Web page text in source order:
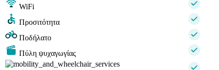
WiFi
Προσιτότητα
Ποδήλατο
Πύλη ψυχαγωγίας